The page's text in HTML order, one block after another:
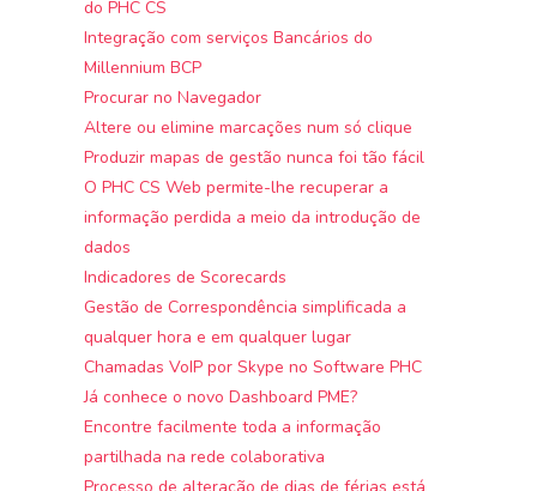
do PHC CS
Integração com serviços Bancários do
Millennium BCP
Procurar no Navegador
Altere ou elimine marcações num só clique
Produzir mapas de gestão nunca foi tão fácil
O PHC CS Web permite-lhe recuperar a
informação perdida a meio da introdução de
dados
Indicadores de Scorecards
Gestão de Correspondência simplificada a
qualquer hora e em qualquer lugar
Chamadas VoIP por Skype no Software PHC
Já conhece o novo Dashboard PME?
Encontre facilmente toda a informação
partilhada na rede colaborativa
Processo de alteração de dias de férias está